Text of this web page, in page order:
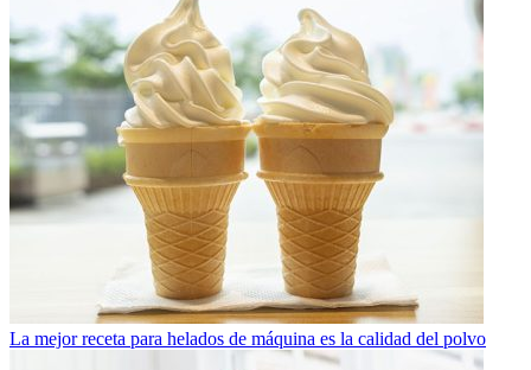
La mejor receta para helados de máquina es la calidad del polvo